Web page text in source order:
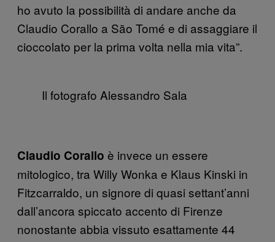
ho avuto la possibilità di andare anche da
Claudio Corallo a São Tomé e di assaggiare il
cioccolato per la prima volta nella mia vita”.
Il fotografo Alessandro Sala
Claudio Corallo è invece un essere
mitologico, tra Willy Wonka e Klaus Kinski in
Fitzcarraldo, un signore di quasi settant’anni
dall’ancora spiccato accento di Firenze
nonostante abbia vissuto esattamente 44